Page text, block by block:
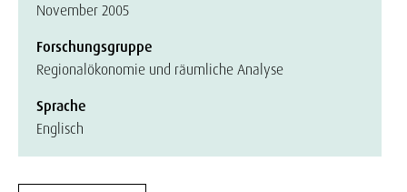
November 2005
Forschungsgruppe
Regionalökonomie und räumliche Analyse
Sprache
Englisch